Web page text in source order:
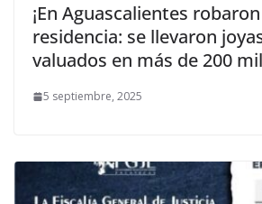
¡En Aguascalientes
residencia: se llevaron
valuados en más de 200
5 septiembre, 2025